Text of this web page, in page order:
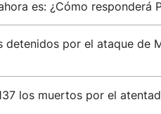
es: ¿Cómo responderá
detenidos por el ataque de
los muertos por el